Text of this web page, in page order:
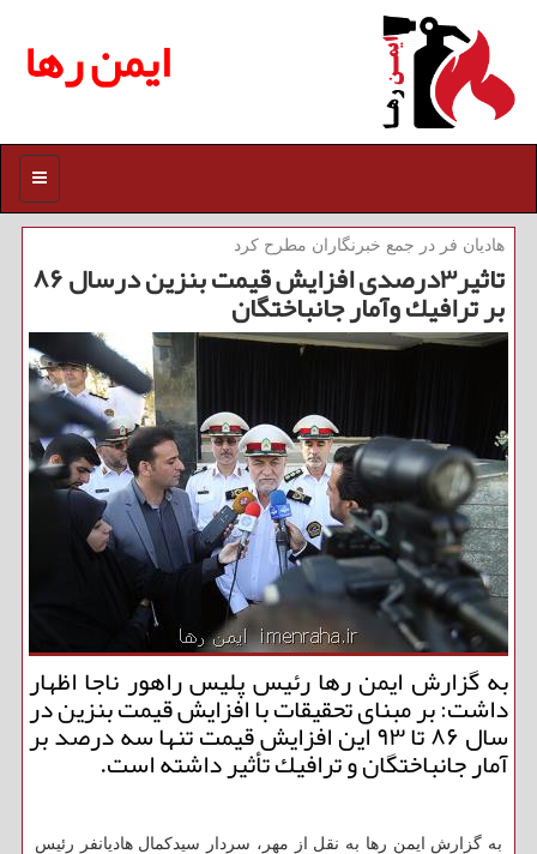
ایمن رها
منو
هادیان فر در جمع خبرنگاران مطرح كرد
تاثیر۳درصدی افزایش قیمت بنزین درسال ۸۶
بر ترافیك وآمار جانباختگان
به گزارش ایمن رها رئیس پلیس راهور ناجا اظهار
داشت: بر مبنای تحقیقات با افزایش قیمت بنزین در
سال ۸۶ تا ۹۳ این افزایش قیمت تنها سه درصد بر
آمار جانباختگان و ترافیك تأثیر داشته است.
به گزارش ایمن رها به نقل از مهر، سردار سیدكمال هادیانفر رئیس